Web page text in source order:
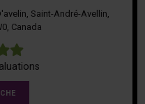
Saint-André-Avellin,
Canada